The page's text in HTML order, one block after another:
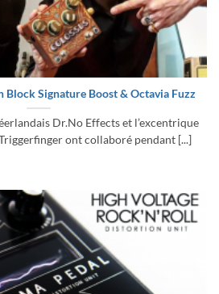
Block Signature Boost & Octavia Fuzz
Dr.No Effects et l’excentrique
ont collaboré pendant [...]